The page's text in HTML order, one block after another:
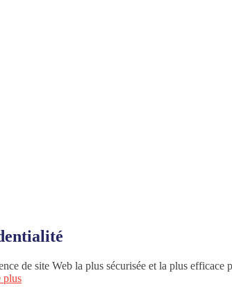
de site Web la plus sécurisée et la plus
plus